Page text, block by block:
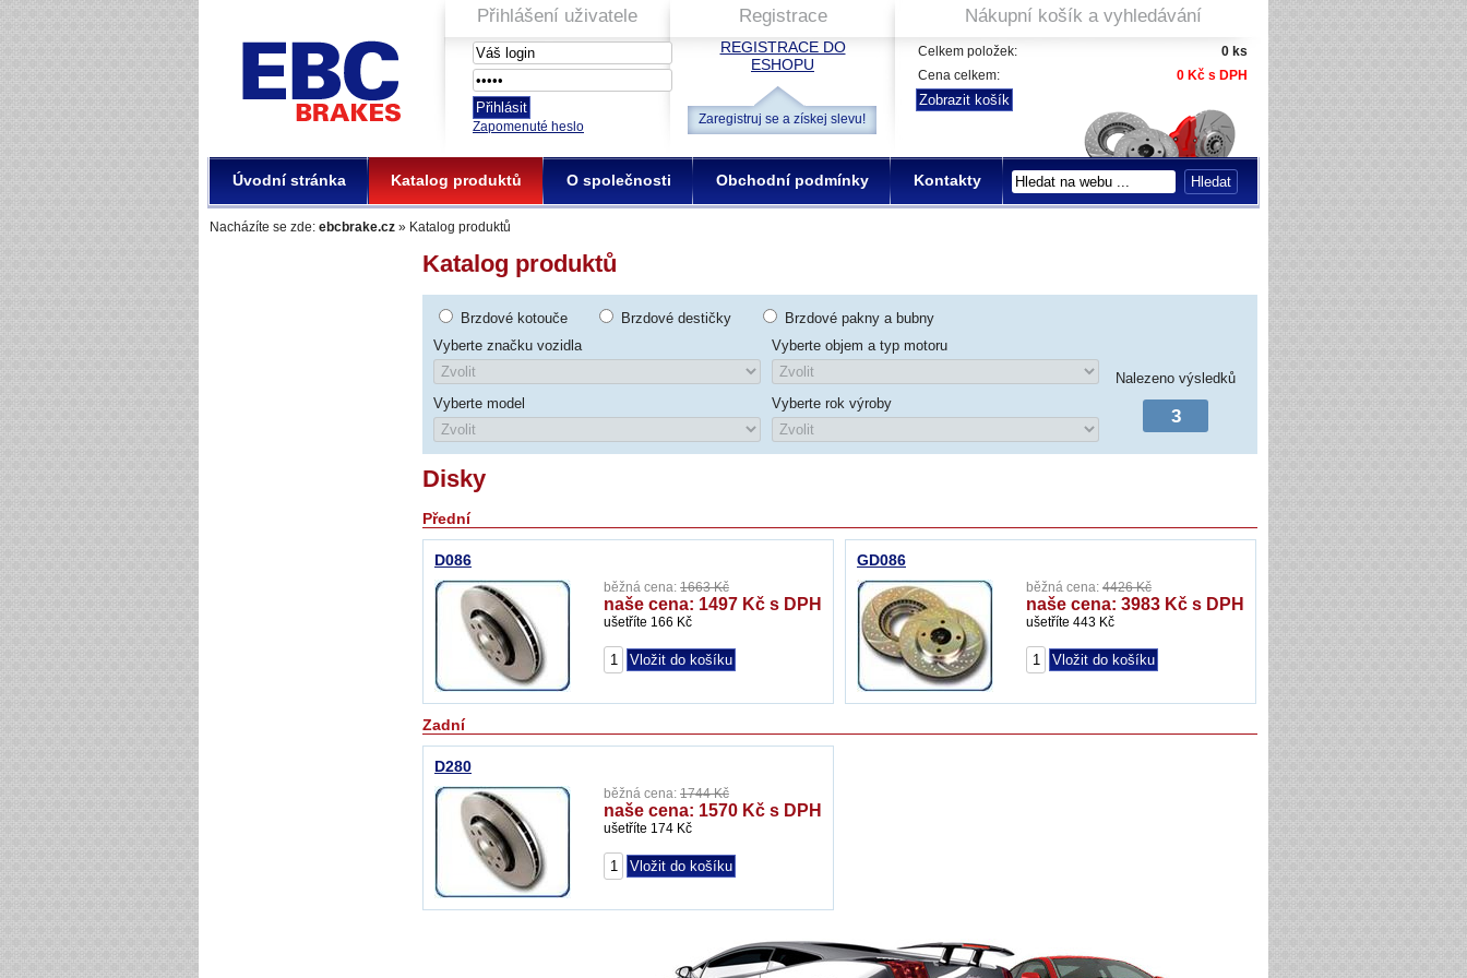
EBC Brakes
Nacházíte se zde: ebcbrake.cz » Katalog produktů
Katalog produktů
Brzdové kotouče Brzdové destičky Brzdové pakny a bubny
Nalezeno výsledků
3
Vyberte značku vozidla Vyberte objem a typ motoru
Vyberte model Vyberte rok výroby
Disky
Přední
D086
běžná cena: 1663 Kč
naše cena: 1497 Kč s DPH
ušetříte 166 Kč
GD086
běžná cena: 4426 Kč
naše cena: 3983 Kč s DPH
ušetříte 443 Kč
Zadní
D280
běžná cena: 1744 Kč
naše cena: 1570 Kč s DPH
ušetříte 174 Kč
Úvodní stránka Katalog produktů O společnosti Obchodní podmínky Kontakty
Přihlášení uživatele
Zapomenuté heslo
Registrace
REGISTRACE DO
ESHOPU
Zaregistruj se a získej slevu!
Nákupní košík a vyhledávání
Celkem položek:
0 ks
Cena celkem:
0 Kč s DPH